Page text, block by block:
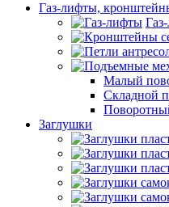
Газ-лифты,
Малый
Складной
Заглушки